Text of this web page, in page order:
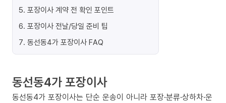
5. 포장이사 계약 전 확인 포인트
6. 포장이사 전날/당일 준비 팁
7. 동선동4가 포장이사 FAQ
동선동4가 포장이사
동선동4가 포장이사는 단순 운송이 아니라 포장·분류·상하차·운